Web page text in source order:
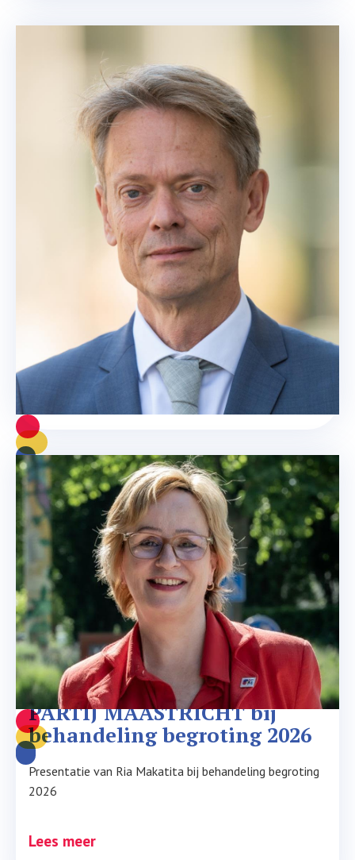
Samen bouwen aan
Maastricht
Maastricht en haar toekomst
Lees meer
Bijdrage senioren STADS
PARTIJ MAASTRICHT bij
behandeling begroting 2026
Presentatie van Ria Makatita bij behandeling begroting
2026
Lees meer